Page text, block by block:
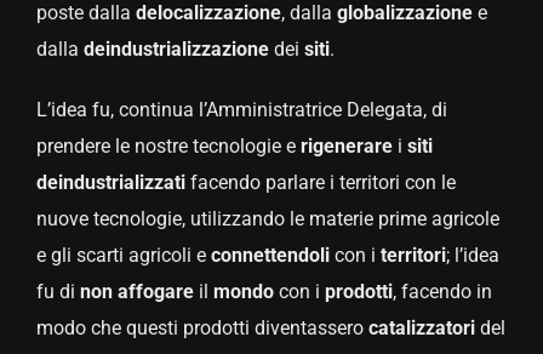
poste dalla delocalizzazione, dalla globalizzazionee
dalla deindustrializzazionedei siti.
L’idea fu, continua l’Amministratrice Delegata, di
prendere le nostre tecnologie e rigenerarei siti
deindustrializzatifacendo parlare i territori con le
nuove tecnologie, utilizzando le materie prime agricole
e gli scarti agricoli e connettendolicon i territori; l’idea
fu di non affogare il mondo con i prodotti, facendo in
modo che questi prodotti diventassero catalizzatoridel